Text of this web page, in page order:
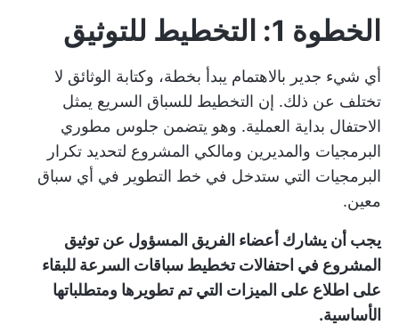
الخطوة 1: التخطيط للتوثيق
أي شيء جدير بالاهتمام يبدأ بخطة، وكتابة الوثائق لا
تختلف عن ذلك. إن التخطيط للسباق السريع يمثل
الاحتفال بداية العملية. وهو يتضمن جلوس مطوري
البرمجيات والمديرين ومالكي المشروع لتحديد تكرار
البرمجيات التي ستدخل في خط التطوير في أي سباق
معين.
يجب أن يشارك أعضاء الفريق المسؤول عن توثيق
المشروع في احتفالات تخطيط سباقات السرعة للبقاء
على اطلاع على الميزات التي تم تطويرها ومتطلباتها
الأساسية.